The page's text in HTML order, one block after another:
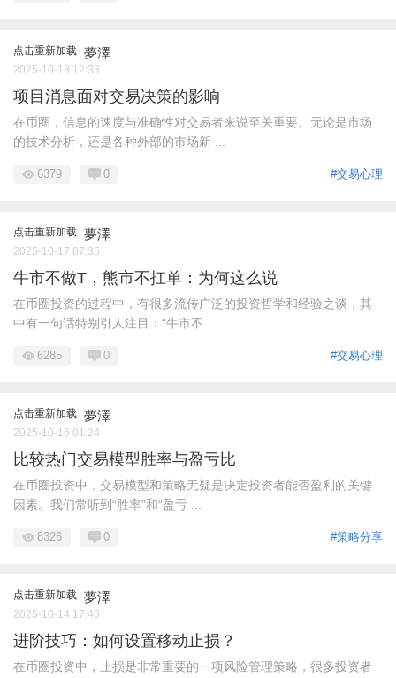
点击重新加载 夢澤
2025-10-18 12:33
项目消息面对交易决策的影响
在币圈，信息的速度与准确性对交易者来说至关重要。无论是市场
的技术分析，还是各种外部的市场新 ...
#交易心理
6379 0
点击重新加载 夢澤
2025-10-17 07:35
牛市不做T，熊市不扛单：为何这么说
在币圈投资的过程中，有很多流传广泛的投资哲学和经验之谈，其
中有一句话特别引人注目：“牛市不 ...
#交易心理
6285 0
点击重新加载 夢澤
2025-10-16 01:24
比较热门交易模型胜率与盈亏比
在币圈投资中，交易模型和策略无疑是决定投资者能否盈利的关键
因素。我们常听到“胜率”和“盈亏 ...
#策略分享
8326 0
点击重新加载 夢澤
2025-10-14 17:46
进阶技巧：如何设置移动止损？
在币圈投资中，止损是非常重要的一项风险管理策略，很多投资者